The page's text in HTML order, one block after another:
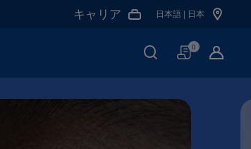
キャリア 日本語 | 日本
買
0